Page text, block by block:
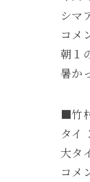
シマ
コメ
朝１
暑か
■竹
タイ
大タ
コメ